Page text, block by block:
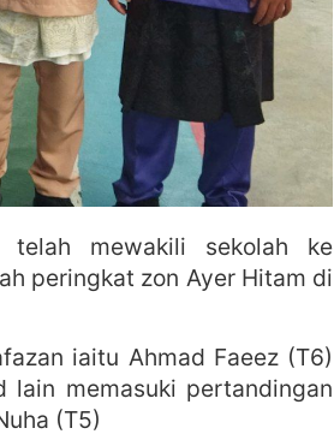
mewakili sekolah ke
peringkat zon Ayer Hitam di
iaitu Ahmad Faeez (T6)
memasuki pertandingan
(T5)